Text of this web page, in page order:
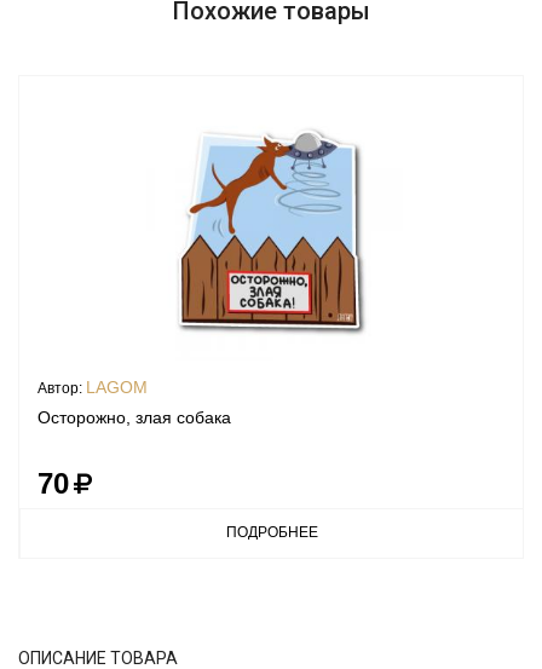
Похожие товары
Автор: LAGOM
Осторожно, злая собака
70
ПОДРОБНЕЕ
ОПИСАНИЕ ТОВАРА